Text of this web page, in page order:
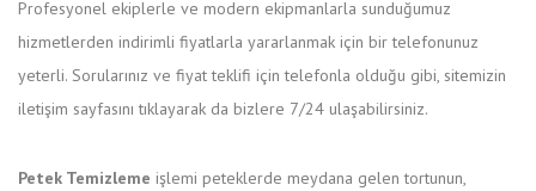
Profesyonel ekiplerle ve modern ekipmanlarla sunduğumuz
hizmetlerden indirimli fiyatlarla yararlanmak için bir telefonunuz
yeterli. Sorularınız ve fiyat teklifi için telefonla olduğu gibi, sitemizin
iletişim sayfasını tıklayarak da bizlere 7/24 ulaşabilirsiniz.
Petek Temizleme işlemi peteklerde meydana gelen tortunun,